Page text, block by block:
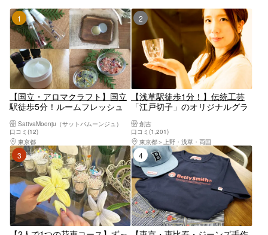
1位
【国立・アロマクラフト】国立
駅徒歩5分！ルームフレッシュ
るアロマクラフト体験
SattvaMoonju（サットバムーンジュ）
口コミ(12)
東京都
2位
【浅草駅徒歩1分！】伝統工芸
「江戸切子」のオリジナルグラ
に＞（約1～1.5時間）
創吉
口コミ(1,201)
東京都
上野・浅草・両国
3位 4位